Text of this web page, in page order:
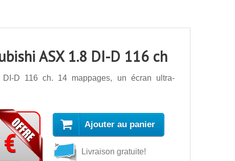
ASX 1.8 DI-D 116 ch
D 116 ch. 14 mappages, un écran ultra-
Ajouter au panier
Livraison gratuite!